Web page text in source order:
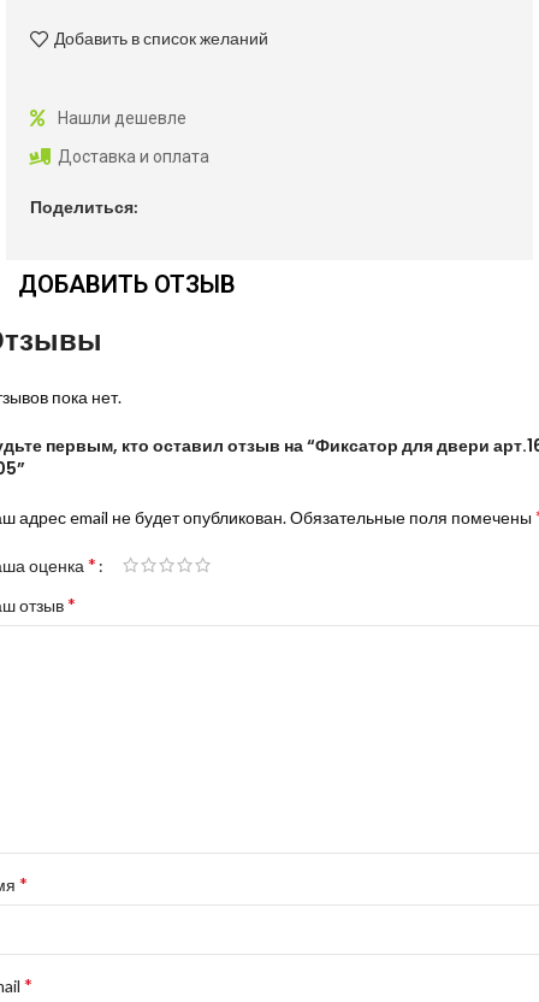
Добавить в список желаний
Нашли дешевле
Доставка и оплата
Поделиться:
ДОБАВИТЬ ОТЗЫВ
пока нет.
первым, кто оставил отзыв на “Фиксатор для двери
адрес email не будет опубликован.Обязательные поля помечены
оценка *
отзыв*
*
*